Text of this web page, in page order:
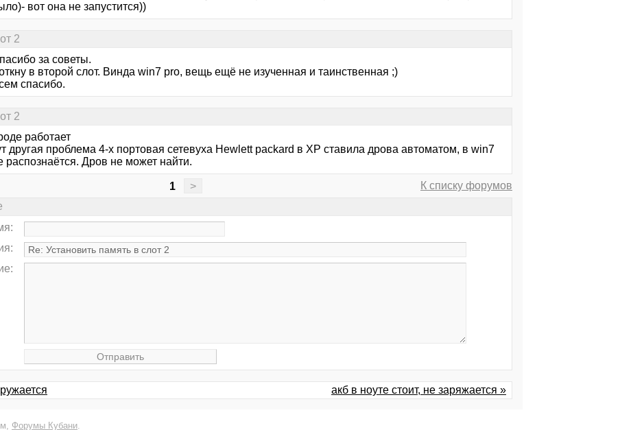
вот она не запустится))
2
за советы.
в второй слот. Винда win7 pro, вещь ещё не изученная и таинственная ;)
спасибо.
2
работает
другая проблема 4-х портовая сетевуха Hewlett packard в XP ставила дрова автоматом, в win7
распознаётся. Дров не может найти.
1 >
К списку форумов
акб в ноуте стоит, не заряжается »
Форумы Кубани